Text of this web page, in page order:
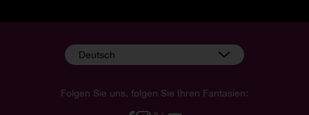
Folgen Sie uns, folgen Sie Ihren Fantasien:
Deutsch